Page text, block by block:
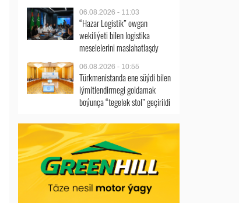
06.08.2026 - 11:03
“Hazar Logistik” owgan
wekiliýeti bilen logistika
meselelerini maslahatlaşdy
06.08.2026 - 10:55
Türkmenistanda ene süýdi bilen
iýmitlendirmegi goldamak
boýunça “tegelek stol” geçirildi